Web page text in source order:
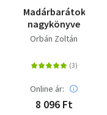
Madárbarátok
nagykönyve
Orbán Zoltán
Online ár:
8 096 Ft